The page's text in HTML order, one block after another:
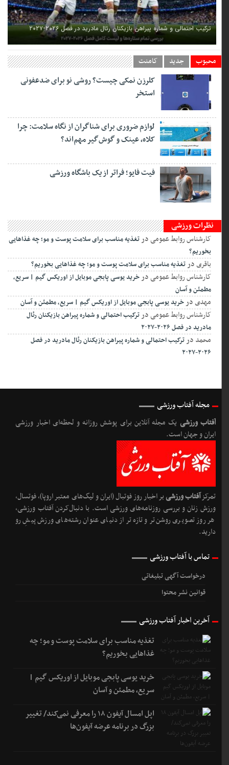
ترکیب احتمالی و شماره پیراهن بازیکنان رئال مادرید در فصل ۲۰۲۶-۲۰۲۷
محبوب جدید کامنت
کلرزن نمکی چیست؟ روشی نو برای ضدعفونی
استخر
لوازم ضروری برای شناگران از نگاه سلامت: چرا
کلاه، عینک و گوش‌گیر مهم‌اند؟
فیت ‌فایو؛ فراتر از یک باشگاه ورزشی
نظرات ورزشی
کارشناس روابط عمومیدرتغذیه مناسب برای سلامت پوست و مو؛ چه غذاهایی
بخوریم؟
باقریدرتغذیه مناسب برای سلامت پوست و مو؛ چه غذاهایی بخوریم؟
کارشناس روابط عمومیدرخرید یوسی پابجی موبایل از اوریکس گیم | سریع،
مطمئن و آسان
مهدیدرخرید یوسی پابجی موبایل از اوریکس گیم | سریع، مطمئن و آسان
کارشناس روابط عمومیدرترکیب احتمالی و شماره پیراهن بازیکنان رئال
مادرید در فصل ۲۰۲۶-۲۰۲۷
محمددرترکیب احتمالی و شماره پیراهن بازیکنان رئال مادرید در فصل
۲۰۲۶-۲۰۲۷
مجله آفتاب ورزشی
آفتاب ورزشییک مجله آنلاین برای پوشش روزانه و لحظه‌ای اخبار ورزشی
ایران و جهان است.
تمرکزآفتاب ورزشیبر اخبار روز فوتبال (ایران و لیگ‌های معتبر اروپا)، فوتسال،
ورزش زنان و بررسی روزنامه‌های ورزشی است. با دنبال‌کردن آفتاب ورزشی،
هر روز تصویری روشن‌تر و تازه‌تر از دنیای عنوان رشته‌های ورزش پیشِ رو
دارید.
تماس با آفتاب ورزشی
درخواست آگهی تبلیغاتی
قوانین نشر محتوا
آخرین اخبار آفتاب ورزشی
تغذیه مناسب برای سلامت پوست و مو؛ چه
غذاهایی بخوریم؟
خرید یوسی پابجی موبایل از اوریکس گیم |
سریع، مطمئن و آسان
اپل امسال آیفون ۱۸ را معرفی نمی‌کند/ تغییر
بزرگ در برنامه عرضه آیفون‌ها